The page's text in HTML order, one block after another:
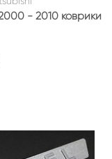
- 2010 коврики